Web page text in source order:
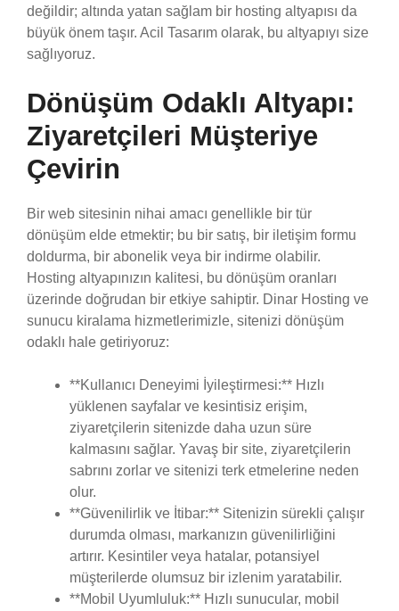
değildir; altında yatan sağlam bir hosting altyapısı da
büyük önem taşır. Acil Tasarım olarak, bu altyapıyı size
sağlıyoruz.
Dönüşüm Odaklı Altyapı:
Ziyaretçileri Müşteriye
Çevirin
Bir web sitesinin nihai amacı genellikle bir tür
dönüşüm elde etmektir; bu bir satış, bir iletişim formu
doldurma, bir abonelik veya bir indirme olabilir.
Hosting altyapınızın kalitesi, bu dönüşüm oranları
üzerinde doğrudan bir etkiye sahiptir. Dinar Hosting ve
sunucu kiralama hizmetlerimizle, sitenizi dönüşüm
odaklı hale getiriyoruz:
**Kullanıcı Deneyimi İyileştirmesi:** Hızlı
yüklenen sayfalar ve kesintisiz erişim,
ziyaretçilerin sitenizde daha uzun süre
kalmasını sağlar. Yavaş bir site, ziyaretçilerin
sabrını zorlar ve sitenizi terk etmelerine neden
olur.
**Güvenilirlik ve İtibar:** Sitenizin sürekli çalışır
durumda olması, markanızın güvenilirliğini
artırır. Kesintiler veya hatalar, potansiyel
müşterilerde olumsuz bir izlenim yaratabilir.
**Mobil Uyumluluk:** Hızlı sunucular, mobil